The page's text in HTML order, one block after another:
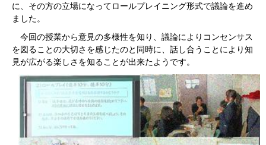
に、その方の立場になってロールプレイニング形式で議論を進め
ました。
今回の授業から意見の多様性を知り、議論によりコンセンサス
を図ることの大切さを感じたのと同時に、話し合うことにより知
見が広がる楽しさを知ることが出来たようです。